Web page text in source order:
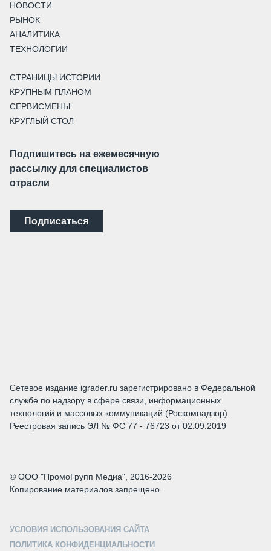
НОВОСТИ
РЫНОК
АНАЛИТИКА
ТЕХНОЛОГИИ
СТРАНИЦЫ ИСТОРИИ
КРУПНЫМ ПЛАНОМ
СЕРВИСМЕНЫ
КРУГЛЫЙ СТОЛ
Подпишитесь на ежемесячную
рассылку для специалистов
отрасли
Подписаться
Сетевое издание igrader.ru зарегистрировано в Федеральной
службе по надзору в сфере связи, информационных
технологий и массовых коммуникаций (Роскомнадзор).
Реестровая запись ЭЛ № ФС 77 - 76723 от 02.09.2019
© ООО "ПромоГрупп Медиа", 2016-2026
Копирование материалов запрещено.
УСЛОВИЯ ИСПОЛЬЗОВАНИЯ САЙТА
ПОЛИТИКА КОНФИДЕНЦИАЛЬНОСТИ